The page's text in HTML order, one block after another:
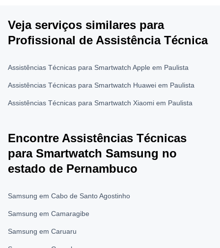
Veja serviços similares para
Profissional de Assistência Técnica
Assistências Técnicas para Smartwatch Apple em Paulista
Assistências Técnicas para Smartwatch Huawei em Paulista
Assistências Técnicas para Smartwatch Xiaomi em Paulista
Encontre Assistências Técnicas
para Smartwatch Samsung no
estado de Pernambuco
Samsung em Cabo de Santo Agostinho
Samsung em Camaragibe
Samsung em Caruaru